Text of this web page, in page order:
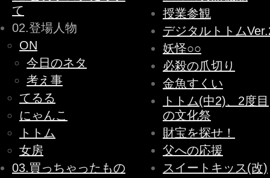
て
02.登場人物
ON
今日のネタ
考え事
てるる
にゃんこ
トトム
女房
03.買っちゃったもの
授業参観
デジタルトトム
妖怪○○
必殺の爪切り
金魚すくい
トトム(中2)、2度目
の文化祭
財宝を探せ！
父への応援
スイートキッス(改)